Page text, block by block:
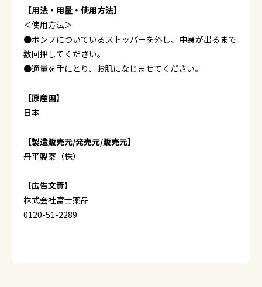
【用法・用量・使用方法】
＜使用方法＞
●ポンプについているストッパーを外し、中身が出るまで
数回押してください。
●適量を手にとり、お肌になじませてください。
【原産国】
日本
【製造販売元/発売元/販売元】
丹平製薬（株）
【広告文責】
株式会社富士薬品
0120-51-2289